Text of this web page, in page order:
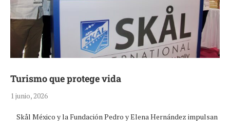
Turismo que protege vida
1 junio, 2026
Skål México y la Fundación Pedro y Elena Hernández impulsan